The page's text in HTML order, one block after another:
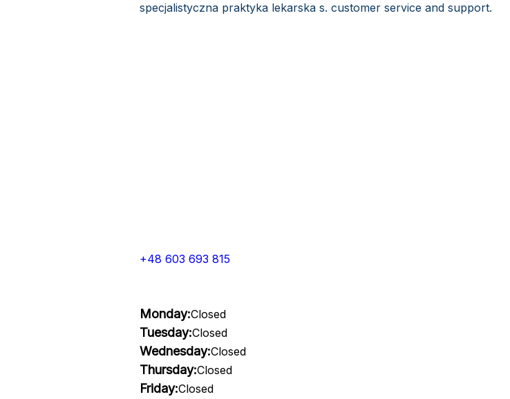
specjalistyczna praktyka lekarska s. customer service and support.
+48 603 693 815
Monday:Closed
Tuesday:Closed
Wednesday:Closed
Thursday:Closed
Friday:Closed